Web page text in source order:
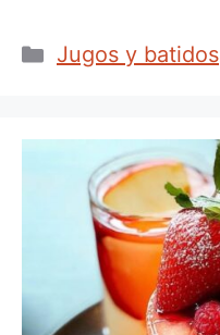
Categorías
Jugos y batidos